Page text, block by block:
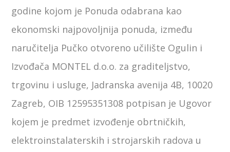
godine kojom je Ponuda odabrana kao
ekonomski najpovoljnija ponuda, između
naručitelja Pučko otvoreno učilište Ogulin i
Izvođača MONTEL d.o.o. za graditeljstvo,
trgovinu i usluge, Jadranska avenija 4B, 10020
Zagreb, OIB 12595351308 potpisan je Ugovor
kojem je predmet izvođenje obrtničkih,
elektroinstalaterskih i strojarskih radova u